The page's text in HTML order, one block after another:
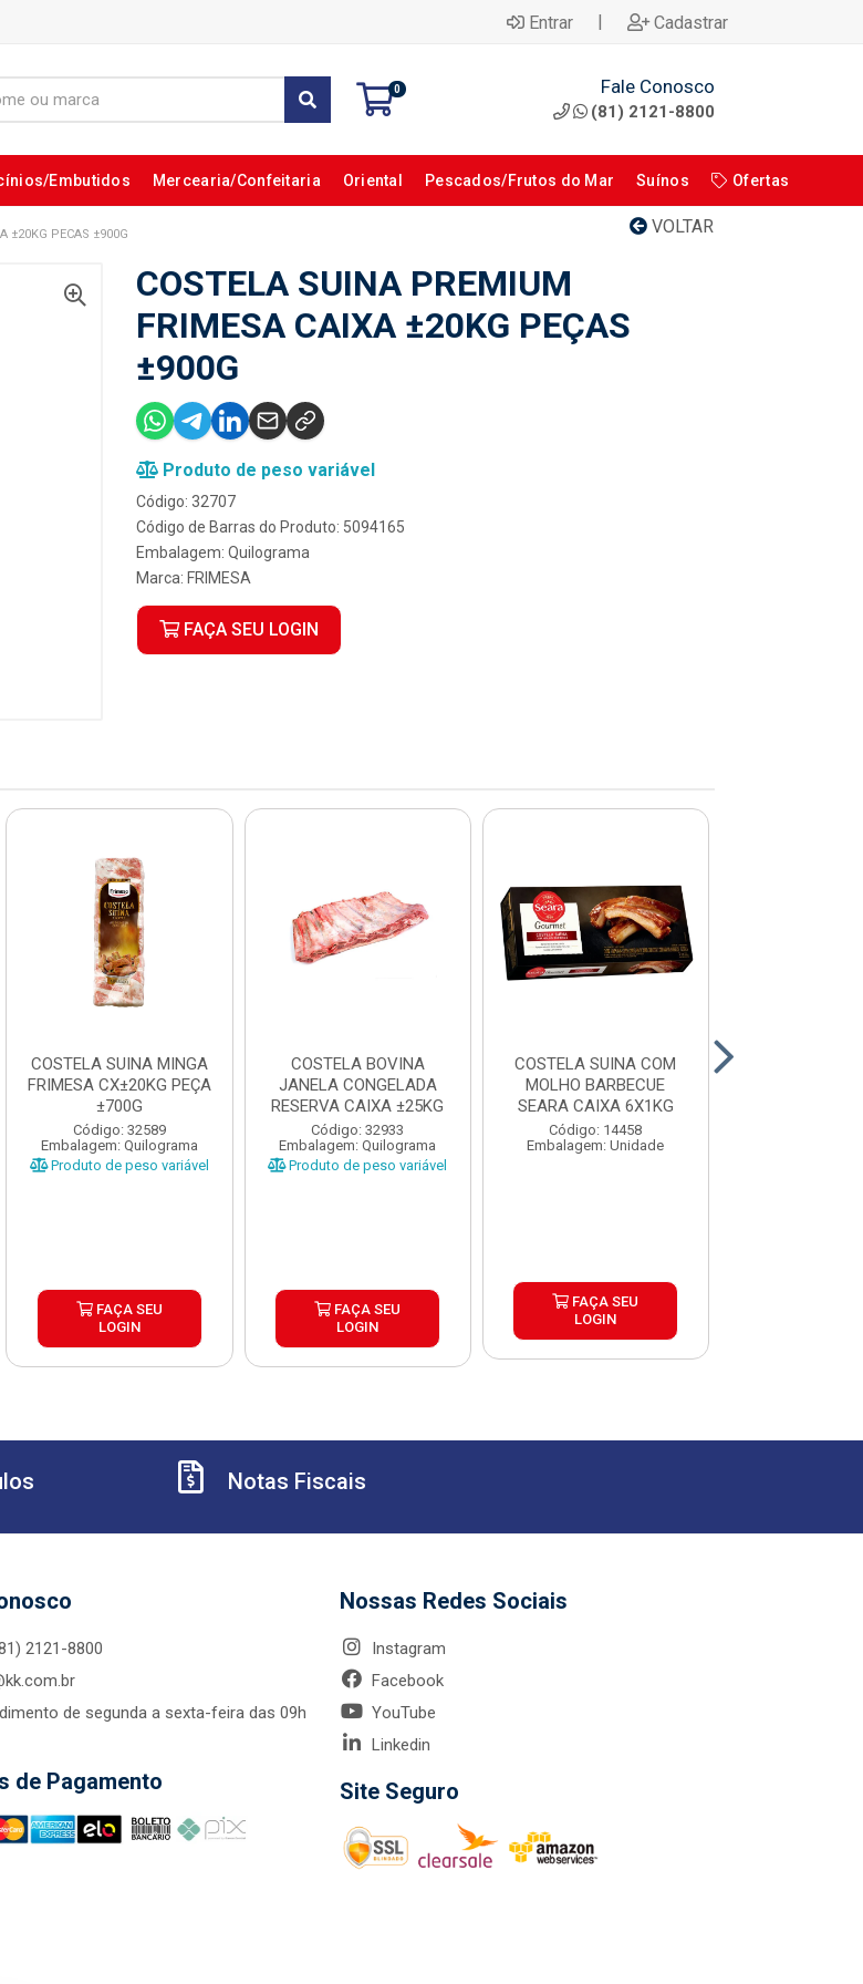
Entrar | Cadastrar
0 Fale Conosco
(81) 2121-8800
Embutidos Mercearia/Confeitaria Oriental Pescados/Frutos do Mar Suínos Ofertas
VOLTAR
±20KG PECAS ±900G
COSTELA SUINA PREMIUM
FRIMESA CAIXA ±20KG PEÇAS
±900G
Produto de peso variável
Código: 32707
Código de Barras do Produto: 5094165
Embalagem: Quilograma
Marca: FRIMESA
FAÇA SEU LOGIN
COSTELA SUINA MINGA
FRIMESA CX±20KG PEÇA
±700G
Código: 32589
Embalagem: Quilograma
Produto de peso variável
FAÇA SEU
LOGIN
COSTELA BOVINA
JANELA CONGELADA
RESERVA CAIXA ±25KG
Código: 32933
Embalagem: Quilograma
Produto de peso variável
FAÇA SEU
LOGIN
COSTELA SUINA COM
MOLHO BARBECUE
SEARA CAIXA 6X1KG
Código: 14458
Embalagem: Unidade
FAÇA SEU
LOGIN
Notas Fiscais
2121-8800
de segunda a sexta-feira das 09h
de Pagamento
Nossas Redes Sociais
Instagram
Facebook
YouTube
Linkedin
Site Seguro